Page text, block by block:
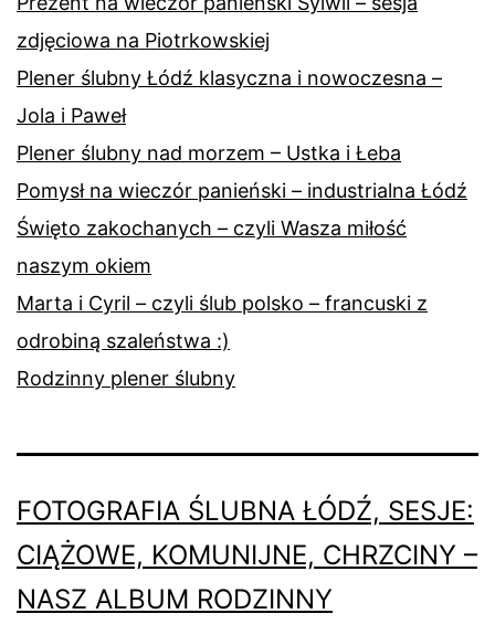
zdjęciowa na Piotrkowskiej
Plener ślubny Łódź klasyczna i nowoczesna –
Jola i Paweł
Plener ślubny nad morzem – Ustka i Łeba
Pomysł na wieczór panieński – industrialna Łódź
Święto zakochanych – czyli Wasza miłość
naszym okiem
Marta i Cyril – czyli ślub polsko – francuski z
odrobiną szaleństwa :)
Rodzinny plener ślubny
FOTOGRAFIA ŚLUBNA ŁÓDŹ, SESJE:
CIĄŻOWE, KOMUNIJNE, CHRZCINY –
NASZ ALBUM RODZINNY